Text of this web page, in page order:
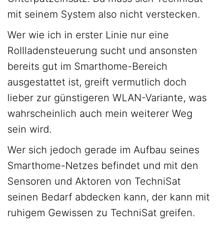
mit seinem System also nicht verstecken.
Wer wie ich in erster Linie nur eine
Rollladensteuerung sucht und ansonsten
bereits gut im Smarthome-Bereich
ausgestattet ist, greift vermutlich doch
lieber zur günstigeren WLAN-Variante, was
wahrscheinlich auch mein weiterer Weg
sein wird.
Wer sich jedoch gerade im Aufbau seines
Smarthome-Netzes befindet und mit den
Sensoren und Aktoren von TechniSat
seinen Bedarf abdecken kann, der kann mit
ruhigem Gewissen zu TechniSat greifen.